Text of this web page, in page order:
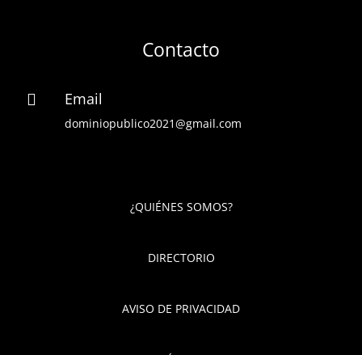
Contacto
 Email
dominiopublico2021@gmail.com
¿QUIÉNES SOMOS?
DIRECTORIO
AVISO DE PRIVACIDAD